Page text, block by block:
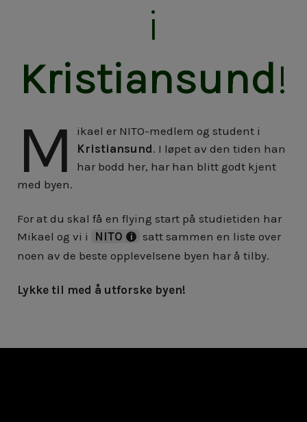
i
Kristiansund!
M
ikael er NITO-medlem og student i
Kristiansund. I løpet av den tiden han
har bodd her, har han blitt godt kjent
med byen.
For at du skal få en flying start på studietiden har
Mikael og vi i
NITO
satt sammen en liste over
noen av de beste opplevelsene byen har å tilby.
Lykke til med å utforske byen!